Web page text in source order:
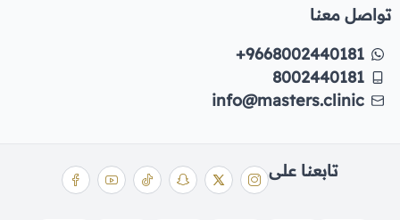
تواصل معنا
+9668002440181
8002440181
info@masters.clinic
تابعنا على